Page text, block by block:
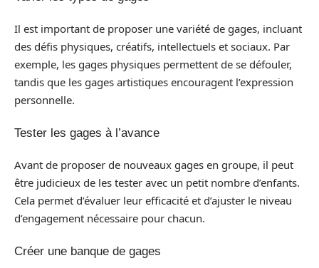
Il est important de proposer une variété de gages, incluant
des défis physiques, créatifs, intellectuels et sociaux. Par
exemple, les gages physiques permettent de se défouler,
tandis que les gages artistiques encouragent l’expression
personnelle.
Tester les gages à l’avance
Avant de proposer de nouveaux gages en groupe, il peut
être judicieux de les tester avec un petit nombre d’enfants.
Cela permet d’évaluer leur efficacité et d’ajuster le niveau
d’engagement nécessaire pour chacun.
Créer une banque de gages